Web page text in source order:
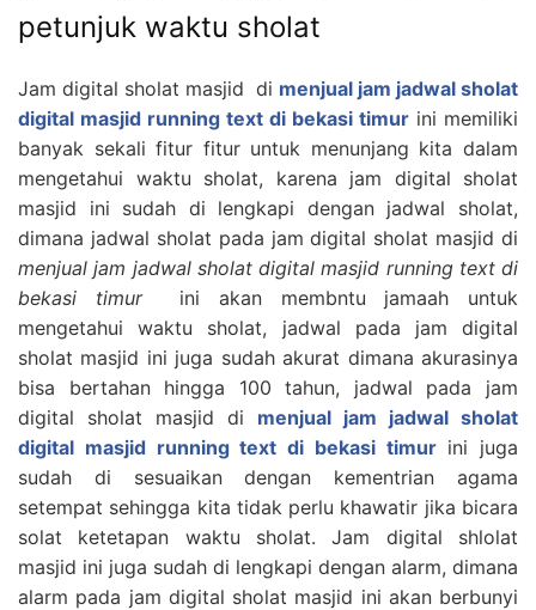
petunjuk waktu sholat
Jam digital sholat masjid di menjual jam jadwal sholat
digital masjid running text di bekasi timur ini memiliki
banyak sekali fitur fitur untuk menunjang kita dalam
mengetahui waktu sholat, karena jam digital sholat
masjid ini sudah di lengkapi dengan jadwal sholat,
dimana jadwal sholat pada jam digital sholat masjid di
menjual jam jadwal sholat digital masjid running text di
bekasi timurini akan membntu jamaah untuk
mengetahui waktu sholat, jadwal pada jam digital
sholat masjid ini juga sudah akurat dimana akurasinya
bisa bertahan hingga 100 tahun, jadwal pada jam
digital sholat masjid di menjual jam jadwal sholat
digital masjid running text di bekasi timurini juga
sudah di sesuaikan dengan kementrian agama
setempat sehingga kita tidak perlu khawatir jika bicara
solat ketetapan waktu sholat. Jam digital shlolat
masjid ini juga sudah di lengkapi dengan alarm, dimana
alarm pada jam digital sholat masjid ini akan berbunyi